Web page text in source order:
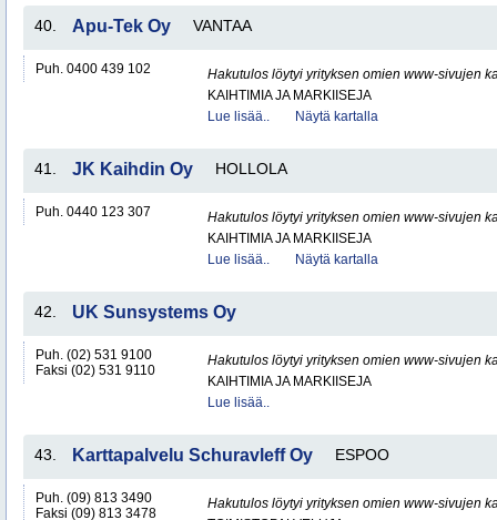
40. Apu-Tek Oy VANTAA
Puh. 0400 439 102
Hakutulos löytyi yrityksen omien www-sivujen
KAIHTIMIA JA MARKIISEJA
Lue lisää..
Näytä kartalla
41. JK Kaihdin Oy HOLLOLA
Puh. 0440 123 307
Hakutulos löytyi yrityksen omien www-sivujen
KAIHTIMIA JA MARKIISEJA
Lue lisää..
Näytä kartalla
42. UK Sunsystems Oy
Puh. (02) 531 9100
Faksi (02) 531 9110
Hakutulos löytyi yrityksen omien www-sivujen
KAIHTIMIA JA MARKIISEJA
Lue lisää..
43. Karttapalvelu Schuravleff Oy ESPOO
Puh. (09) 813 3490
Faksi (09) 813 3478
Hakutulos löytyi yrityksen omien www-sivujen